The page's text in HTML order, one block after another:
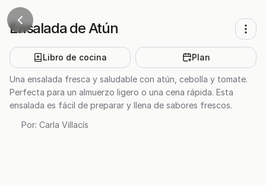
Ensalada de Atún
Libro de cocina Plan
Una ensalada fresca y saludable con atún, cebolla y tomate.
Perfecta para un almuerzo ligero o una cena rápida. Esta
ensalada es fácil de preparar y llena de sabores frescos.
Por: Carla Villacís